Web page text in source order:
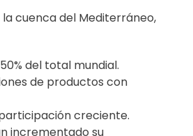
cuenca del Mediterráneo,
del total mundial.
de productos con
creciente.
incrementado su